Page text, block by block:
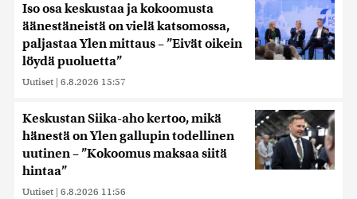
Iso osa keskustaa ja kokoomusta
äänestäneistä on vielä katsomossa,
paljastaa Ylen mittaus – ”Eivät oikein
löydä puoluetta”
Uutiset | 6.8.2026 15:57
Keskustan Siika-aho kertoo, mikä
hänestä on Ylen gallupin todellinen
uutinen – ”Kokoomus maksaa siitä
hintaa”
Uutiset | 6.8.2026 11:56